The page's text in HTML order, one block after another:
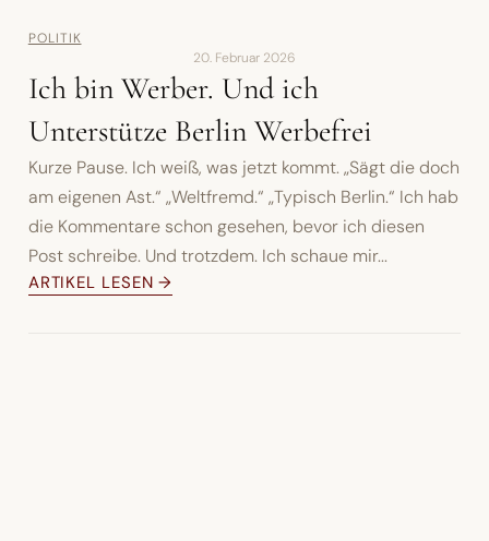
POLITIK
20. Februar 2026
Ich bin Werber. Und ich
Unterstütze Berlin Werbefrei
Kurze Pause. Ich weiß, was jetzt kommt. „Sägt die doch
am eigenen Ast.“ „Weltfremd.“ „Typisch Berlin.“ Ich hab
die Kommentare schon gesehen, bevor ich diesen
Post schreibe. Und trotzdem. Ich schaue mir...
ARTIKEL LESEN →